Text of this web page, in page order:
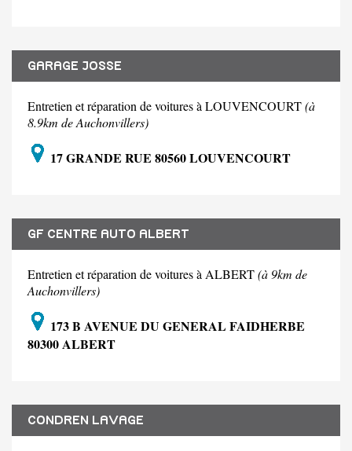
GARAGE JOSSE
Entretien et réparation de voitures à LOUVENCOURT(à
8.9km de Auchonvillers)
17 GRANDE RUE 80560 LOUVENCOURT
GF CENTRE AUTO ALBERT
Entretien et réparation de voitures à ALBERT(à 9km de
Auchonvillers)
173 B AVENUE DU GENERAL FAIDHERBE
80300 ALBERT
CONDREN LAVAGE